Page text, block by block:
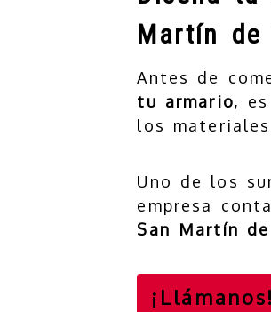
Martín de
Antes de
tu armario,
los
Uno de los
empresa
San Martín
¡Llámanos!